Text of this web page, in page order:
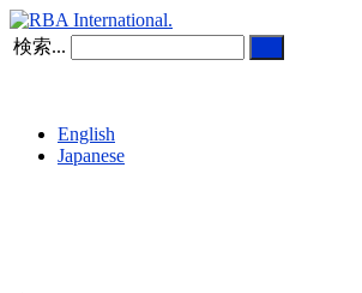
検索...
English
Japanese